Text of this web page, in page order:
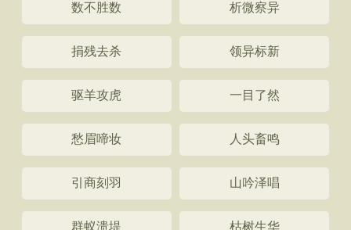
数不胜数 析微察异
捐残去杀 领异标新
驱羊攻虎 一目了然
愁眉啼妆 人头畜鸣
引商刻羽 山吟泽唱
群蚁溃堤 枯树生华